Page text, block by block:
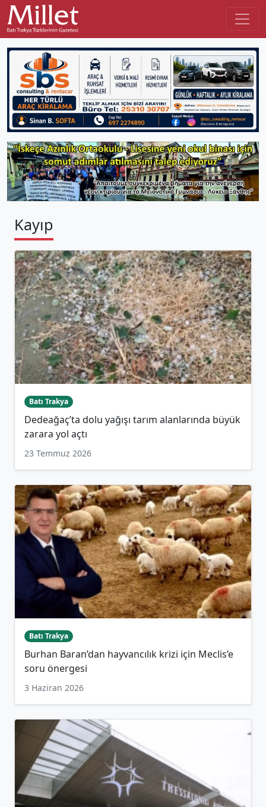
Kayıp
Batı Trakya
Dedeağaç’ta dolu yağışı tarım alanlarında büyük
zarara yol açtı
23 Temmuz 2026
Batı Trakya
Burhan Baran’dan hayvancılık krizi için Meclis’e
soru önergesi
3 Haziran 2026